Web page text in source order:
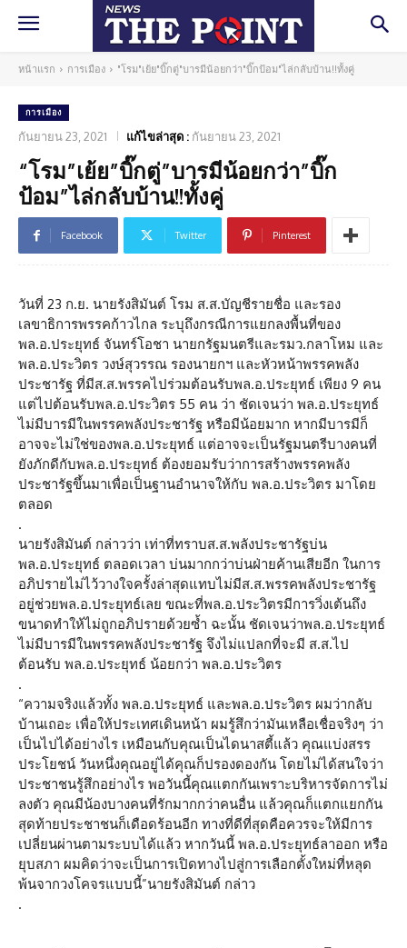
หน้าแรก การเมือง "โรม"เย้ย"บิ๊กตู่"บารมีน้อยกว่า"บิ๊กป้อม"ไล่กลับบ้าน!!ทั้งคู่
การเมือง
กันยายน 23, 2021 แก้ไขล่าสุด : กันยายน 23, 2021
“โรม”เย้ย”บิ๊กตู่”บารมีน้อยกว่า”บิ๊ก
ป้อม”ไล่กลับบ้าน!!ทั้งคู่
Facebook Twitter Pinterest
วันที่ 23 ก.ย. นายรังสิมันต์ โรม ส.ส.บัญชีรายชื่อ และรอง
เลขาธิการพรรคก้าวไกล ระบุถึงกรณีการแยกลงพื้นที่ของ
พล.อ.ประยุทธ์ จันทร์โอชา นายกรัฐมนตรีและรมว.กลาโหม และ
พล.อ.ประวิตร วงษ์สุวรรณ รองนายกฯ และหัวหน้าพรรคพลัง
ประชารัฐ ที่มีส.ส.พรรคไปร่วมต้อนรับพล.อ.ประยุทธ์ เพียง 9 คน
แต่ไปต้อนรับพล.อ.ประวิตร 55 คน ว่า ชัดเจนว่า พล.อ.ประยุทธ์
ไม่มีบารมีในพรรคพลังประชารัฐ หรือมีน้อยมาก หากมีบารมีก็
อาจจะไม่ใช่ของพล.อ.ประยุทธ์ แต่อาจจะเป็นรัฐมนตรีบางคนที่
ยังภักดีกับพล.อ.ประยุทธ์ ต้องยอมรับว่าการสร้างพรรคพลัง
ประชารัฐขึ้นมาเพื่อเป็นฐานอำนาจให้กับ พล.อ.ประวิตร มาโดย
ตลอด
.
นายรังสิมันต์ กล่าวว่า เท่าที่ทราบส.ส.พลังประชารัฐบ่น
พล.อ.ประยุทธ์ ตลอดเวลา บ่นมากกว่าบ่นฝ่ายค้านเสียอีก ในการ
อภิปรายไม่ไว้วางใจครั้งล่าสุดแทบไม่มีส.ส.พรรคพลังประชารัฐ
อยู่ช่วยพล.อ.ประยุทธ์เลย ขณะที่พล.อ.ประวิตรมีการวิ่งเต้นถึง
ขนาดทำให้ไม่ถูกอภิปรายด้วยซ้ำ ฉะนั้น ชัดเจนว่าพล.อ.ประยุทธ์
ไม่มีบารมีในพรรคพลังประชารัฐ จึงไม่แปลกที่จะมี ส.ส.ไป
ต้อนรับ พล.อ.ประยุทธ์ น้อยกว่า พล.อ.ประวิตร
.
“ความจริงแล้วทั้ง พล.อ.ประยุทธ์ และพล.อ.ประวิตร ผมว่ากลับ
บ้านเถอะ เพื่อให้ประเทศเดินหน้า ผมรู้สึกว่ามันเหลือเชื่อจริงๆ ว่า
เป็นไปได้อย่างไร เหมือนกับคุณเป็นไดนาสตี้แล้ว คุณแบ่งสรร
ประโยชน์ วันหนึ่งคุณอยู่ได้คุณก็ปรองดองกัน โดยไม่ได้สนใจว่า
ประชาชนรู้สึกอย่างไร พอวันนี้คุณแตกกันเพราะบริหารจัดการไม่
ลงตัว คุณมีน้องบางคนที่รักมากกว่าคนอื่น แล้วคุณก็แตกแยกกัน
สุดท้ายประชาชนก็เดือดร้อนอีก ทางที่ดีที่สุดคือควรจะให้มีการ
เปลี่ยนผ่านตามระบบได้แล้ว หากวันนี้ พล.อ.ประยุทธ์ลาออก หรือ
ยุบสภา ผมคิดว่าจะเป็นการเปิดทางไปสู่การเลือกตั้งใหม่ที่หลุด
พ้นจากวงโคจรแบบนี้”นายรังสิมันต์ กล่าว
.